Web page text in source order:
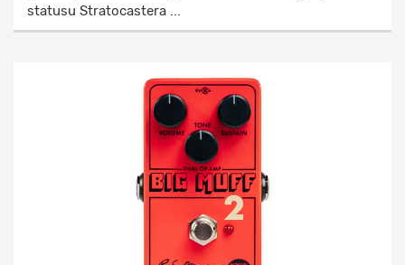
statusu Stratocastera ...